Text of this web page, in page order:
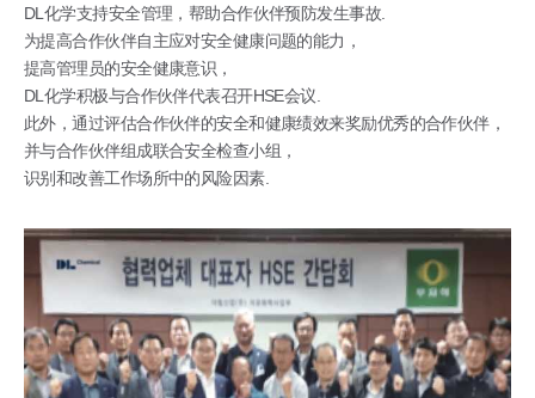
DL化学支持安全管理，帮助合作伙伴预防发生事故.
为提高合作伙伴自主应对安全健康问题的能力，
提高管理员的安全健康意识，
DL化学积极与合作伙伴代表召开HSE会议.
此外，通过评估合作伙伴的安全和健康绩效来奖励优秀的合作伙伴，
并与合作伙伴组成联合安全检查小组，
识别和改善工作场所中的风险因素.